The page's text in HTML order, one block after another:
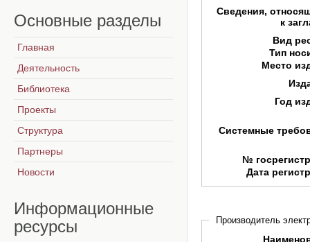
Сведения,
к
Вид
Тип
Место
Год
Системные
№
Дата
Производитель
Основные разделы
Главная
Деятельность
Библиотека
Проекты
Структура
Партнеры
Новости
Информационные
ресурсы